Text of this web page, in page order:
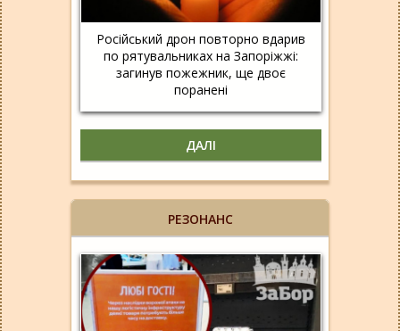
Російський дрон повторно вдарив
по рятувальниках на Запоріжжі:
загинув пожежник, ще двоє
поранені
ДАЛІ
РЕЗОНАНС